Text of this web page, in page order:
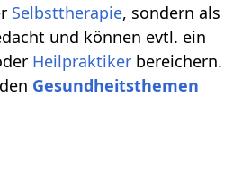
Selbsttherapie, sondern als
und können evtl. ein
Heilpraktiker bereichern.
Gesundheitsthemen